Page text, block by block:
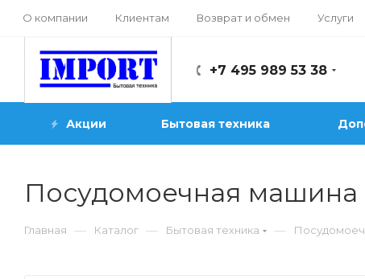
О компании Клиентам Возврат и обмен Услуги
+7 495 989 53 38
Акции Бытовая техника
Посудомоечная машина
Главная — Каталог — Бытовая техника —